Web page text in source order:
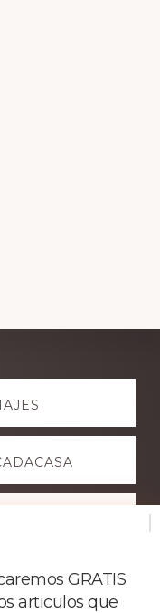
GRATIS
articulos que